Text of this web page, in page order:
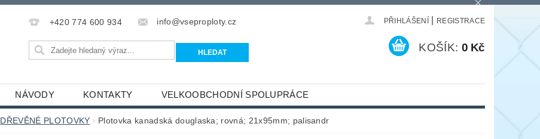
+420 774 600 934 info@vseproploty.cz PŘIHLÁŠENÍ REGISTRACE
KOŠÍK: 0 Kč
NÁVODY KONTAKTY VELKOOBCHODNÍ SPOLUPRÁCE
DŘEVĚNÉ PLOTOVKY Plotovka kanadská douglaska; rovná; 21x95mm; palisandr